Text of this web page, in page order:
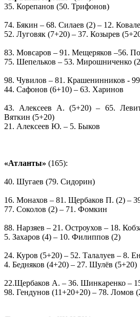
35. Корепанов (50. Трифонов)
74. Бякин – 68. Силаев (2) – 12.
52. Луговяк (7+20) – 37. Козырев
83. Мовсаров – 91. Мещеряков –56.
75. Шепельков – 53. Мирошниченко
98. Чувилов – 81. Крашенинников -
44. Сафонов (6+10) – 63. Харинов
43. Алексеев А. (5+20) – 65.
Вяткин (5+20)
21. Алексеев Ю. – 5. Быков
«Атланты» (165):
40. Шугаев (79. Сидорин)
16. Монахов – 81. Щербаков П. (2) –
77. Соколов (2) – 71. Фомкин
88. Нарзяев – 21. Остроухов – 18.
5. Захаров (4) – 10. Филиппов (2)
24. Куров (5+20) – 52. Талалуев – 8.
4. Бедняков (4+20) – 27. Шулёв (5+20)
22.Щербаков А. – 36. Шинкаренко –
98. Гендунов (11+20+20) – 78. Ломов